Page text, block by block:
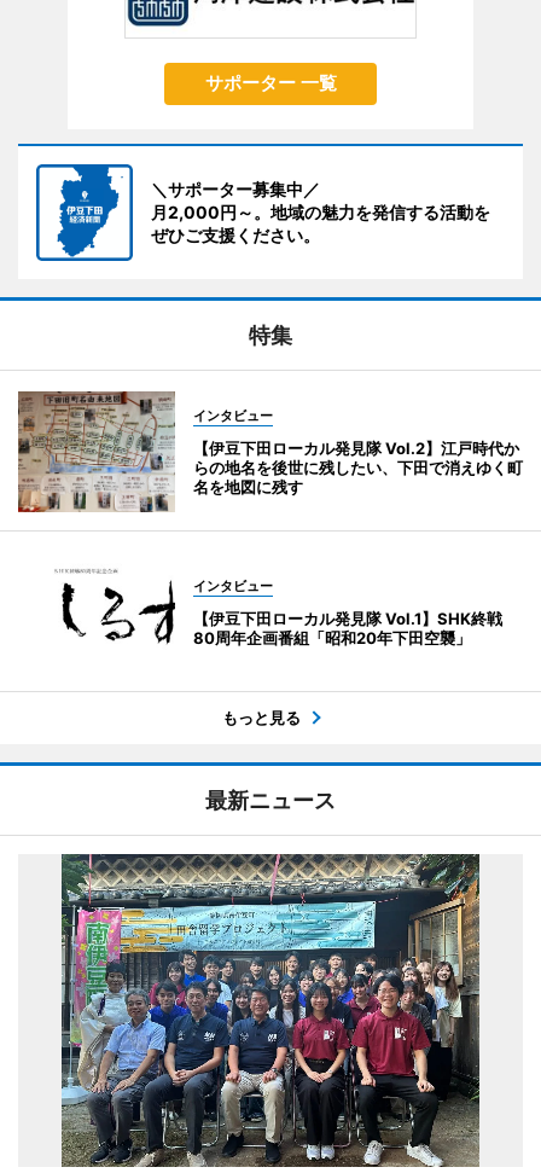
サポーター 一覧
＼サポーター募集中／
月2,000円～。地域の魅力を発信する活動を
ぜひご支援ください。
特集
インタビュー
【伊豆下田ローカル発見隊 Vol.2】江戸時代か
らの地名を後世に残したい、下田で消えゆく町
名を地図に残す
インタビュー
【伊豆下田ローカル発見隊 Vol.1】SHK終戦
80周年企画番組「昭和20年下田空襲」
もっと見る
最新ニュース